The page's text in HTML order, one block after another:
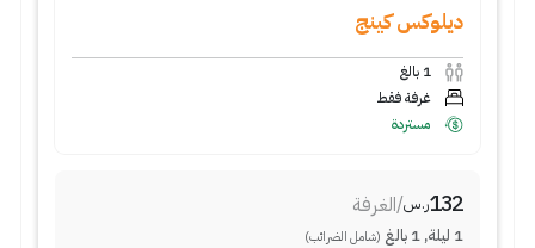
ديلوكس كينج
1 بالغ
غرفة فقط
مستردة
132ر.س/الغرفة
1 ليلة,
1 بالغ (شامل الضرائب)